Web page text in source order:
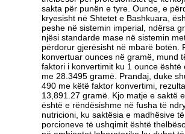
sakta për punën e tyre. Ounce, e
kryesisht në Shtetet e Bashkuara,
peshe në sistemin imperial, ndërsa
njësi standarde mase në sistemin
përdorur gjerësisht në mbarë botën.
konvertuar ounces në gramë, mund
faktori i konvertimit ku 1 ounce është
me 28.3495 gramë. Prandaj, duke
490 me këtë faktor konvertimi,
13,891.27 gramë. Kjo matje e saktë
është e rëndësishme në fusha të
nutricioni, ku saktësia e madhësive të
porcioneve të ushqimit është